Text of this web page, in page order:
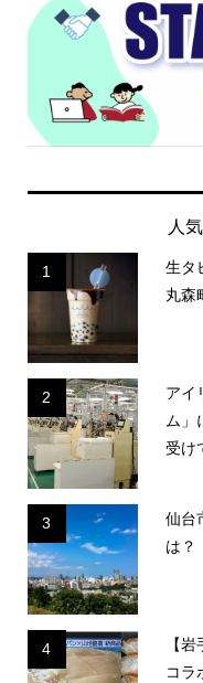
人
1
生タ
丸森
2
アイ
ム
受け
3
仙台
は？
4
【
コラ